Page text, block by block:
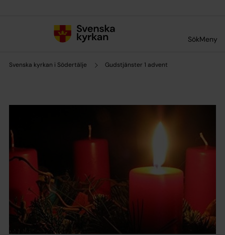
SökMeny
Svenska kyrkan i Södertälje Gudstjänster 1 advent